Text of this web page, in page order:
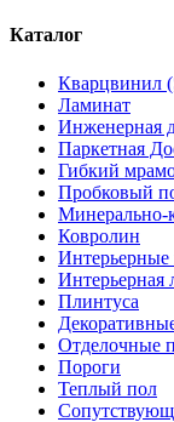
Каталог
Кварцвинил
Ламинат
Инженерная
Паркетная
Гибкий
Пробковый
Минерально-
Ковролин
Интерьерные
Интерьерная
Плинтуса
Отделочные
Пороги
Теплый пол